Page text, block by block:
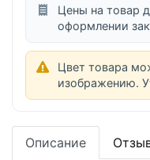
Цены на товар
оформлении
Цвет товара
изображению.
Описание